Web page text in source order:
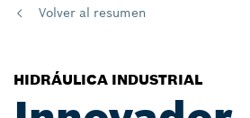
Volver al resumen
HIDRÁULICA INDUSTRIAL